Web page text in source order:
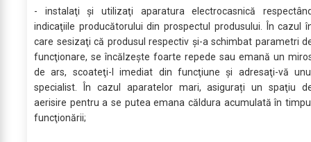
- instalaţi şi utilizaţi aparatura electrocasnică
indicaţiile producătorului din prospectul produsului. În cazul
care sesizaţi că produsul respectiv şi-a schimbat parametri
funcţionare, se încălzește foarte repede sau emană un
de ars, scoateţi-l imediat din funcţiune şi adresaţi-vă
specialist. În cazul aparatelor mari, asigurați un spaţiu
aerisire pentru a se putea emana căldura acumulată în
funcţionării;